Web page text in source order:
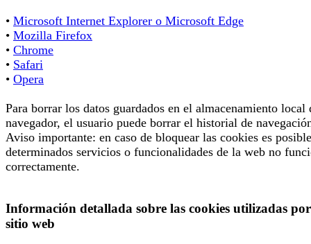
• Microsoft Internet Explorer o Microsoft Edge
• Mozilla Firefox
• Chrome
• Safari
• Opera
Para borrar los datos guardados en el almacenamiento local
navegador, el usuario puede borrar el historial de
Aviso importante: en caso de bloquear las cookies es
determinados servicios o funcionalidades de la web no
correctamente.
Información detallada sobre las cookies utilizadas por
sitio web